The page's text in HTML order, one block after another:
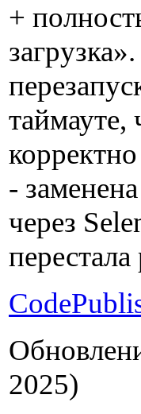
+
таймауте,
-
через
перестала
2025)